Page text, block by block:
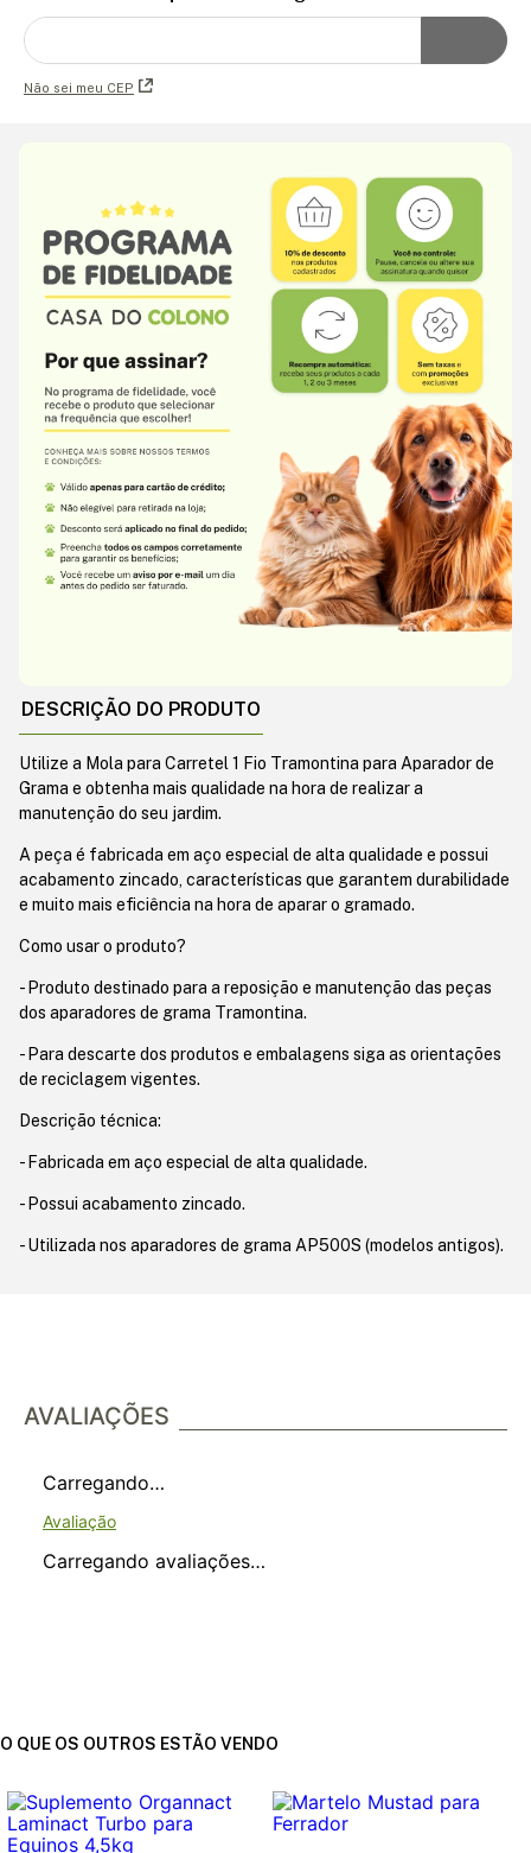
Não sei meu CEP
DESCRIÇÃO DO PRODUTO
Utilize a Mola para Carretel 1 Fio Tramontina para Aparador de
Grama e obtenha mais qualidade na hora de realizar a
manutenção do seu jardim.
A peça é fabricada em aço especial de alta qualidade e possui
acabamento zincado, características que garantem durabilidade
e muito mais eficiência na hora de aparar o gramado.
Como usar o produto?
- Produto destinado para a reposição e manutenção das peças
dos aparadores de grama Tramontina.
- Para descarte dos produtos e embalagens siga as orientações
de reciclagem vigentes.
Descrição técnica:
- Fabricada em aço especial de alta qualidade.
- Possui acabamento zincado.
- Utilizada nos aparadores de grama AP500S (modelos antigos).
AVALIAÇÕES
Carregando…
Carregando avaliações…
O QUE OS OUTROS ESTÃO VENDO